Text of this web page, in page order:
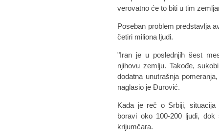
verovatno će to biti u tim
Poseban problem predstavlja
četiri miliona ljudi.
"Iran je u poslednjih šest
njihovu zemlju. Takođe,
dodatna unutrašnja
naglasio je Đurović.
Kada je reč o Srbiji, situacija
boravi oko 100-200 ljudi,
krijumčara.